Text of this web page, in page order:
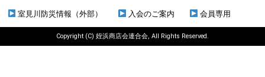
室見川防災情報（外部） 入会のご案内 会員専用
Copyright (C) 姪浜商店会連合会, All Rights Reserved.